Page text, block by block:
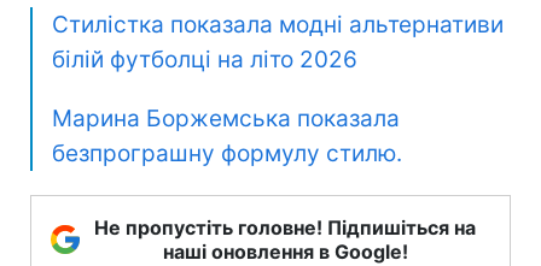
Стилістка показала модні альтернативи
білій футболці на літо 2026
Марина Боржемська показала
безпрограшну формулу стилю.
Не пропустіть головне! Підпишіться на
наші оновлення в Google!